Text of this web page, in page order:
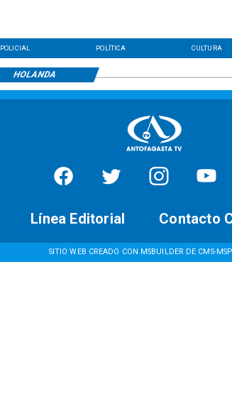
POLICIAL POLÍTICA CULTURA
HOLANDA
SITIO WEB CREADO CON MSBUILDER DE CMS-
Contacto
Línea Editorial